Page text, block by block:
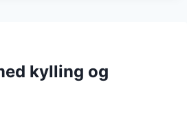
kylling og